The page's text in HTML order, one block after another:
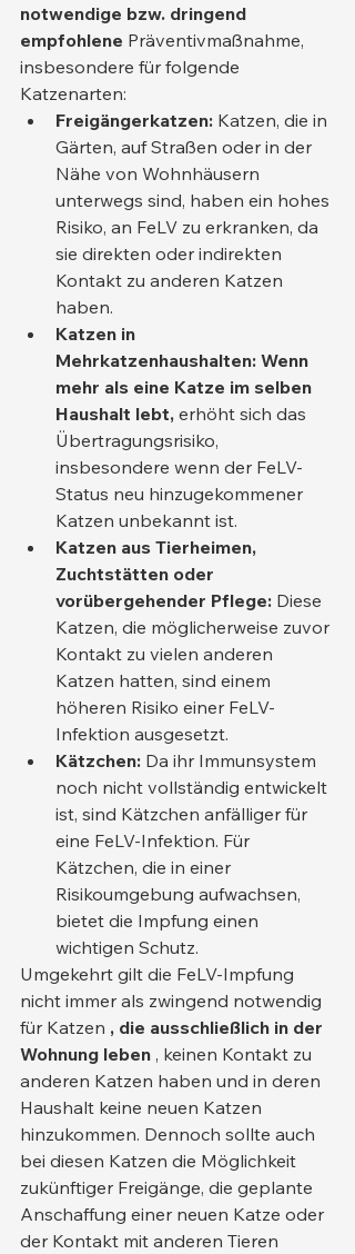
notwendige bzw. dringend
empfohlene Präventivmaßnahme,
insbesondere für folgende
Katzenarten:
Freigängerkatzen: Katzen, die in
Gärten, auf Straßen oder in der
Nähe von Wohnhäusern
unterwegs sind, haben ein hohes
Risiko, an FeLV zu erkranken, da
sie direkten oder indirekten
Kontakt zu anderen Katzen
haben.
Katzen in
Mehrkatzenhaushalten: Wenn
mehr als eine Katze im selben
Haushalt lebt, erhöht sich das
Übertragungsrisiko,
insbesondere wenn der FeLV-
Status neu hinzugekommener
Katzen unbekannt ist.
Katzen aus Tierheimen,
Zuchtstätten oder
vorübergehender Pflege: Diese
Katzen, die möglicherweise zuvor
Kontakt zu vielen anderen
Katzen hatten, sind einem
höheren Risiko einer FeLV-
Infektion ausgesetzt.
Kätzchen: Da ihr Immunsystem
noch nicht vollständig entwickelt
ist, sind Kätzchen anfälliger für
eine FeLV-Infektion. Für
Kätzchen, die in einer
Risikoumgebung aufwachsen,
bietet die Impfung einen
wichtigen Schutz.
Umgekehrt gilt die FeLV-Impfung
nicht immer als zwingend notwendig
für Katzen , die ausschließlich in der
Wohnung leben , keinen Kontakt zu
anderen Katzen haben und in deren
Haushalt keine neuen Katzen
hinzukommen. Dennoch sollte auch
bei diesen Katzen die Möglichkeit
zukünftiger Freigänge, die geplante
Anschaffung einer neuen Katze oder
der Kontakt mit anderen Tieren